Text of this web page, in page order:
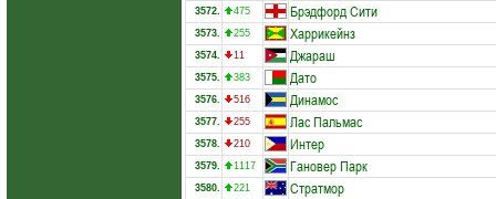
3572. 475 Брэдфорд Сити
3573. 255 Харрикейнз
3574. 11 Джараш
3575. 383 Дато
3576. 516 Динамос
3577. 255 Лас Пальмас
3578. 210 Интер
3579. 1117 Гановер Парк
3580. 221 Стратмор